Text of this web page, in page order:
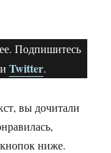
Подпишитесь
Twitter.
вы дочитали
ниже.